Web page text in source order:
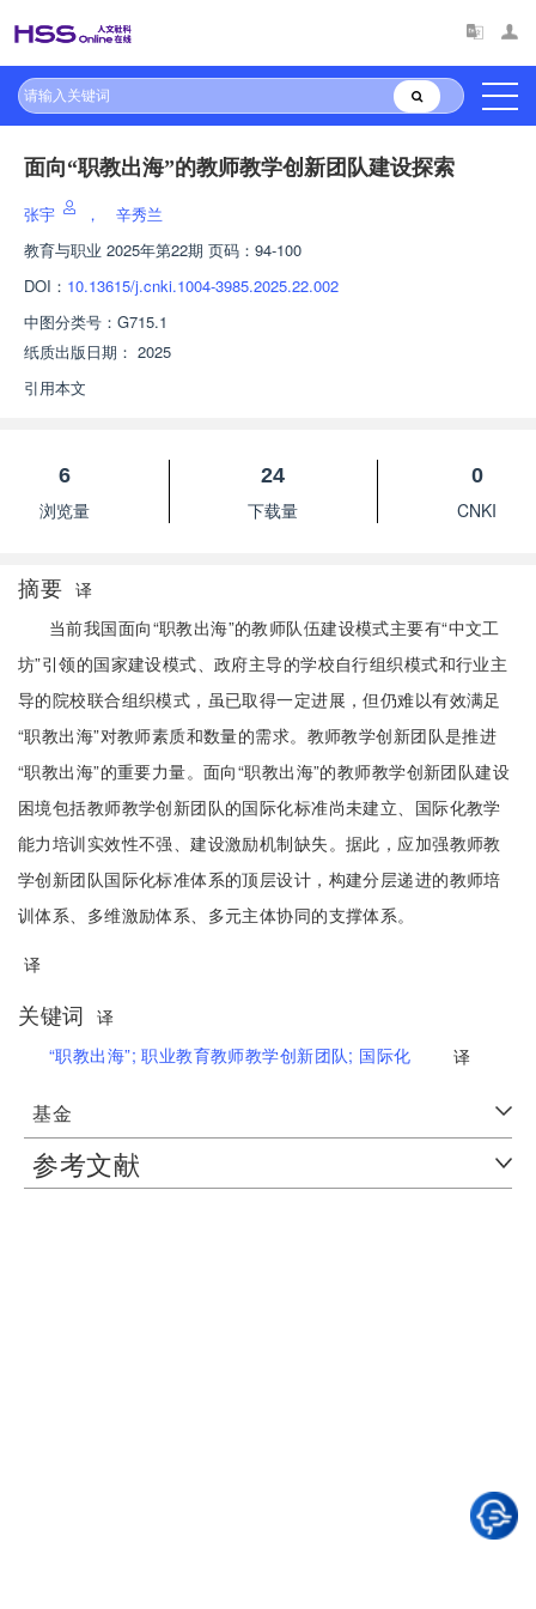
面向“职教出海”的教师教学创新团队建设探索
张宇 ，
辛秀兰
教育与职业 2025年第22期 页码：94-100
DOI： 10.13615/j.cnki.1004-3985.2025.22.002
中图分类号： G715.1
纸质出版日期： 2025
引用本文
6
浏览量
24
下载量
0
CNKI
摘要 译
当前我国面向“职教出海”的教师队伍建设模式主要有“中文工
坊”引领的国家建设模式、政府主导的学校自行组织模式和行业主
导的院校联合组织模式，虽已取得一定进展，但仍难以有效满足
“职教出海”对教师素质和数量的需求。教师教学创新团队是推进
“职教出海”的重要力量。面向“职教出海”的教师教学创新团队建设
困境包括教师教学创新团队的国际化标准尚未建立、国际化教学
能力培训实效性不强、建设激励机制缺失。据此，应加强教师教
学创新团队国际化标准体系的顶层设计，构建分层递进的教师培
训体系、多维激励体系、多元主体协同的支撑体系。
译
关键词
译
“职教出海”;职业教育教师教学创新团队; 国际化 译
基金
参考文献